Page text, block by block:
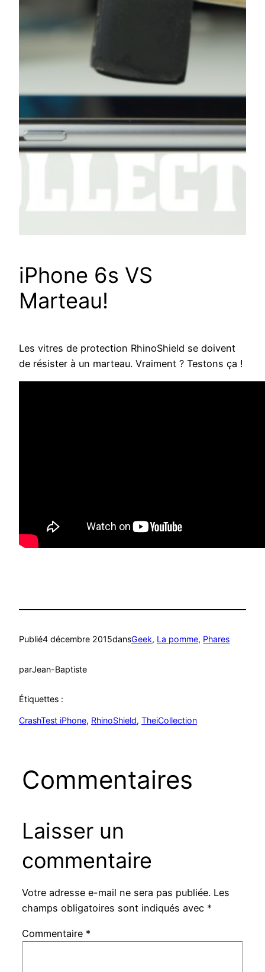
iPhone 6s VS
Marteau!
Les vitres de protection RhinoShield se doivent
de résister à un marteau. Vraiment ? Testons ça !
Publié4 décembre 2015dansGeek, La pomme, Phares
parJean-Baptiste
Étiquettes :
CrashTest iPhone, RhinoShield, TheiCollection
Commentaires
Laisser un
commentaire
Votre adresse e-mail ne sera pas publiée. Les
champs obligatoires sont indiqués avec *
Commentaire *